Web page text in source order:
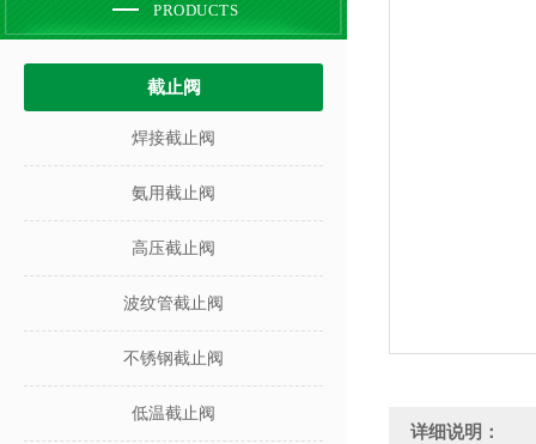
PRODUCTS
截止阀
焊接截止阀
氨用截止阀
高压截止阀
波纹管截止阀
不锈钢截止阀
低温截止阀
详细说明：